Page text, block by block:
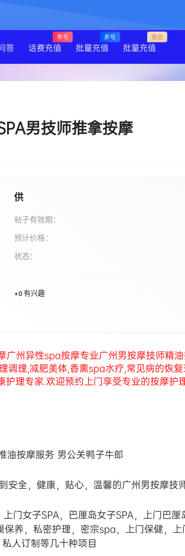
答 话费充值
单号
批量充值
多号
批量充值
混合
男技师推拿按摩
供
帖子有效期：
预计价格：
状态：
+0 有兴趣
州异性spa按摩专业广州男按摩技师精
调理,减肥美体,香熏spa水疗,常见病的恢
理专家.欢迎预约上门享受专业的按摩护
油按摩服务 男公关鸭子牛郎
全，健康，贴心，温馨的广州男按摩技
门女子SPA，巴厘岛女子SPA，上门巴
养，私密护理，密宗spa，上门保健，上
人订制等几十种项目